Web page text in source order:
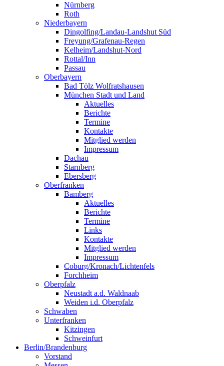
Nürnberg
Roth
Niederbayern
Dingolfing/Landau-Landshut Süd
Freyung/Grafenau-Regen
Kelheim/Landshut-Nord
Rottal/Inn
Passau
Oberbayern
Bad Tölz Wolfratshausen
München Stadt und Land
Aktuelles
Berichte
Termine
Kontakte
Mitglied werden
Impressum
Dachau
Starnberg
Ebersberg
Oberfranken
Bamberg
Aktuelles
Berichte
Termine
Links
Kontakte
Mitglied werden
Impressum
Coburg/Kronach/Lichtenfels
Forchheim
Oberpfalz
Neustadt a.d. Waldnaab
Weiden i.d. Oberpfalz
Schwaben
Unterfranken
Kitzingen
Schweinfurt
Berlin/Brandenburg
Vorstand